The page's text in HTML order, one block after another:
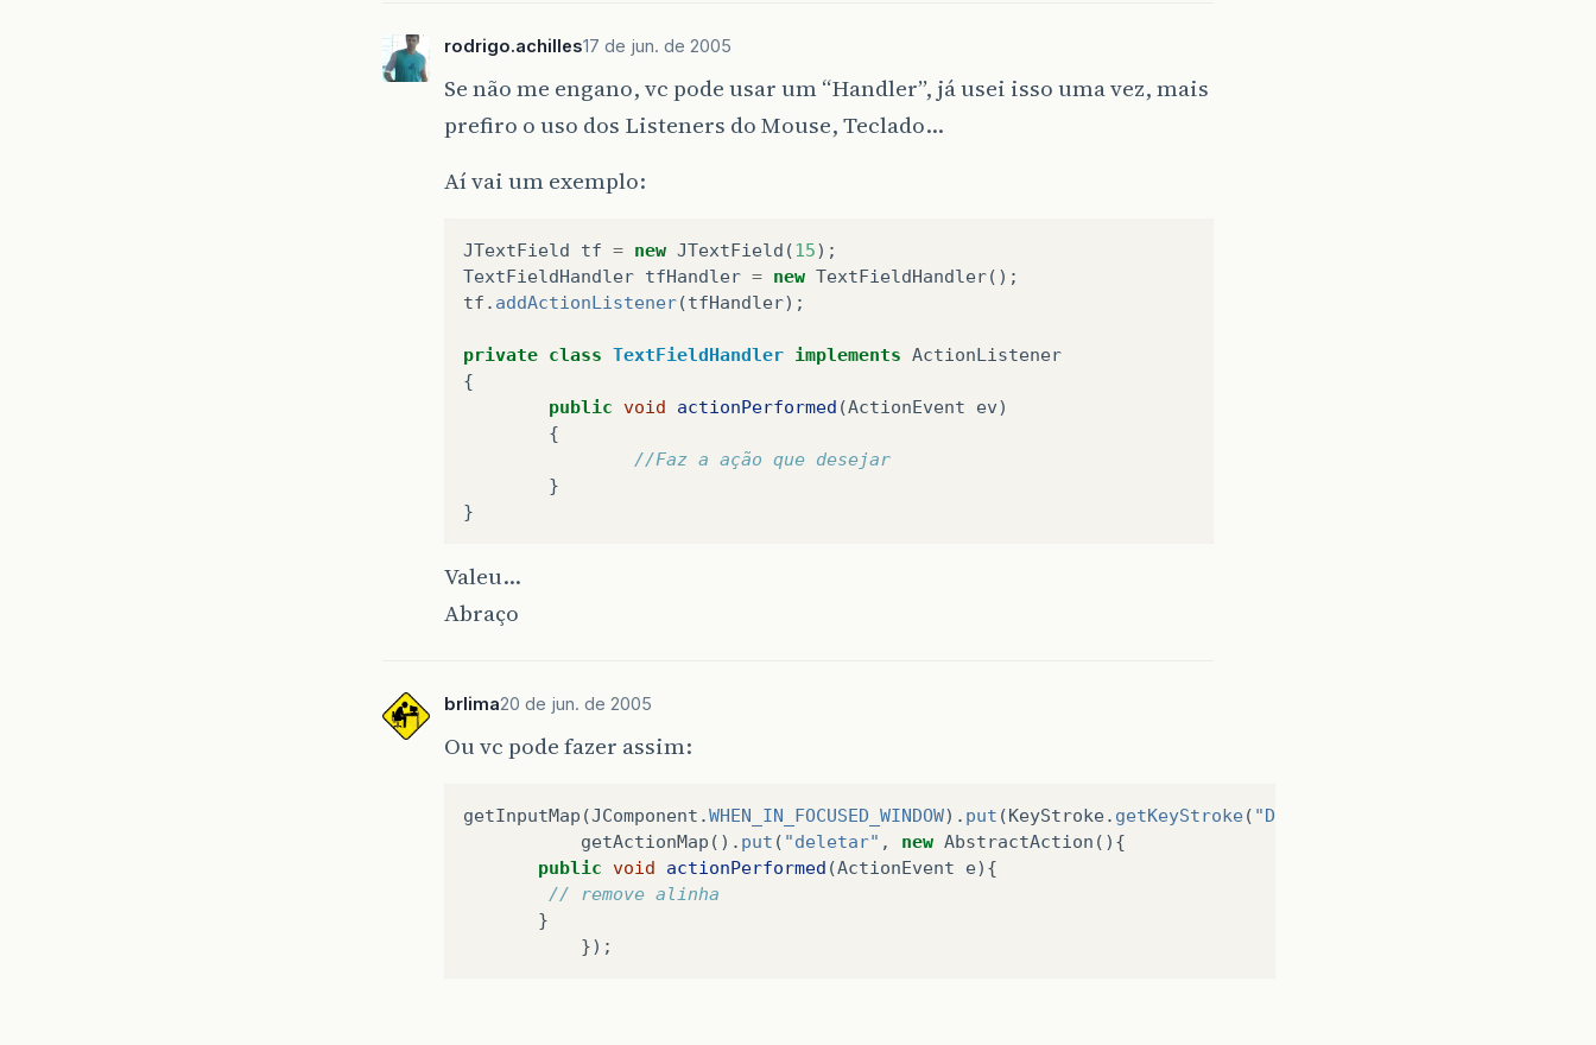
rodrigo.achilles17 de jun. de 2005
Se não me engano, vc pode usar um “Handler”, já usei isso uma vez, mais
prefiro o uso dos Listeners do Mouse, Teclado…
Aí vai um exemplo:
JTextField tf = new JTextField (15);
TextFieldHandler tfHandler = new TextFieldHandler();
tf . addActionListener(tfHandler);
private class TextFieldHandler implements ActionListener
{
public void actionPerformed (ActionEvent ev)
{
//Faz a ação que desejar
}
}
Valeu…
Abraço
brlima20 de jun. de 2005
Ou vc pode fazer assim:
getInputMap (JComponent .WHEN_IN_FOCUSED_WINDOW). put (KeyStroke. getKeyStroke( "DELETE"
getActionMap (). put ( "deletar" , new AbstractAction (){
public void actionPerformed (ActionEvent e){
// remove alinha
}
});